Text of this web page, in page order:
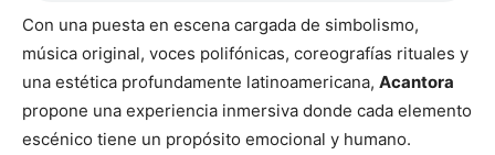
Con una puesta en escena cargada de simbolismo,
música original, voces polifónicas, coreografías rituales y
una estética profundamente latinoamericana, Acantora
propone una experiencia inmersiva donde cada elemento
escénico tiene un propósito emocional y humano.